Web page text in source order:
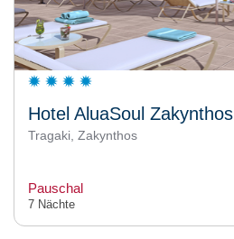
Hotel AluaSoul Zakynthos
Tragaki, Zakynthos
Pauschal
7 Nächte